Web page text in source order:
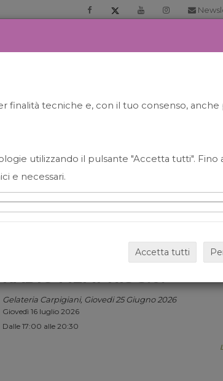
HAPPY HOUR GRECO CON
RADIO MEMPHIS 3.0.
Gelateria Carpigiani, Giovedi 25 Giugno 2026
Giovedì 16 luglio 2026
Dalle 17:00 alle 20:30
finalità tecniche e, con il tuo consenso,
utilizzando il pulsante "Accetta tutti". Fino
e necessari.
Accetta tutti